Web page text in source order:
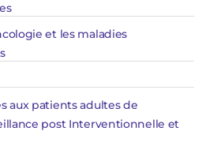
et les maladies
aux patients adultes de
post Interventionnelle et